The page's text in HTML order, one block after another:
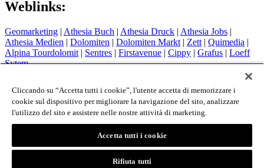
Weblinks:
Geomarketing | Athesia Buch | Athesia Druck | Athesia Jobs |
Athesia Medien | Dolomiten | Dolomiten Markt | Zett | Quimedia |
Alpina Tourdolomit | Sentres | Firstavenue | Cippy | Grafus | Loeff
Sytem
Colophon
Privacy Policy
Cookie Policy
Cliccando su “Accetta tutti i cookie”, l'utente accetta di memorizzare i
cookie sul dispositivo per migliorare la navigazione del sito, analizzare
l'utilizzo del sito e assistere nelle nostre attività di marketing.
Accetta tutti i cookie
Rifiuta tutti